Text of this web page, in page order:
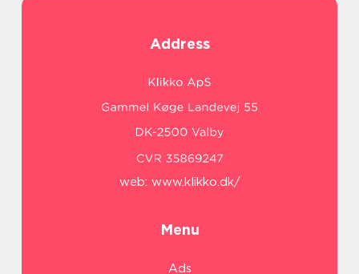
Address
web: www.klikko.dk/
Menu
Ads